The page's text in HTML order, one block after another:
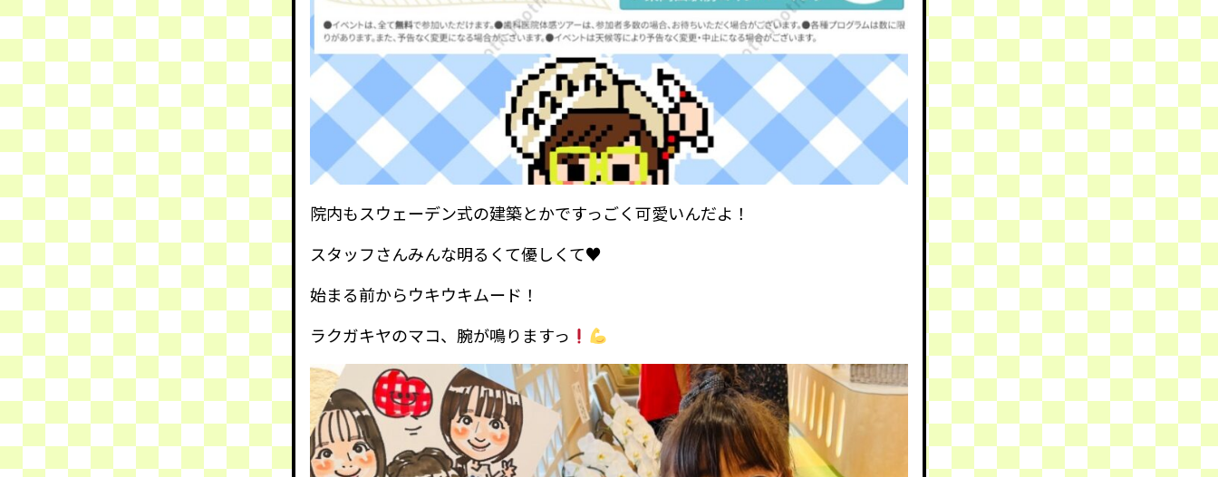
院内もスウェーデン式の建築とかですっごく可愛いんだよ！
スタッフさんみんな明るくて優しくて♥️
始まる前からウキウキムード！
ラクガキヤのマコ、腕が鳴りますっ